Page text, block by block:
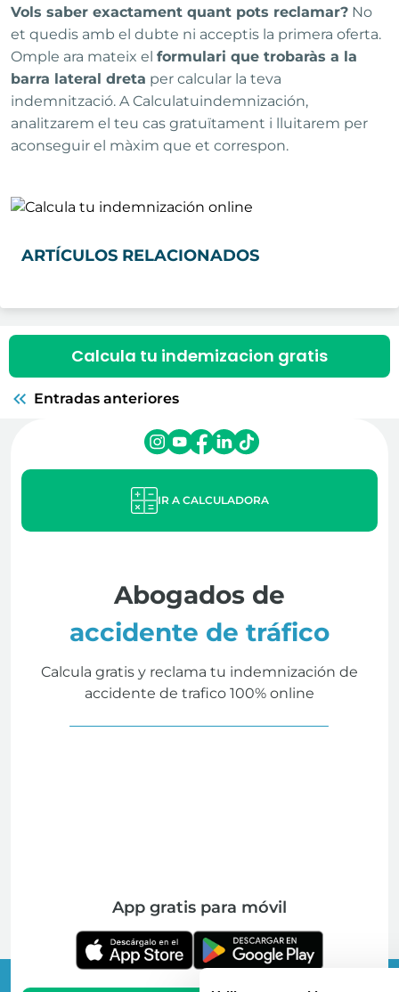
Vols saber exactament quant pots reclamar? No
et quedis amb el dubte ni acceptis la primera oferta.
Omple ara mateix el formulari que trobaràs a la
barra lateral dreta per calcular la teva
indemnització. A Calculatuindemnización,
analitzarem el teu cas gratuïtament i lluitarem per
aconseguir el màxim que et correspon.
ARTÍCULOS RELACIONADOS
Calcula tu indemizacion gratis
Entradas anteriores
IR A CALCULADORA
Abogados de
accidente de tráfico
Calcula gratis y reclama tu indemnización de
accidente de trafico 100% online
App gratis para móvil